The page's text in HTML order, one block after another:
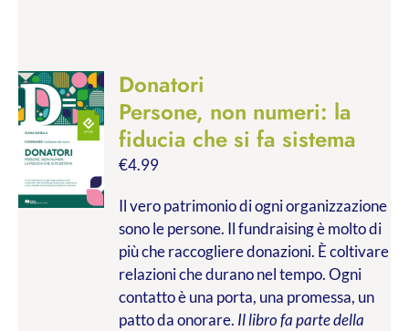
Donatori
Persone, non numeri: la
fiducia che si fa sistema
€4.99
Il vero patrimonio di ogni organizzazione
sono le persone. Il fundraising è molto di
più che raccogliere donazioni. È coltivare
relazioni che durano nel tempo. Ogni
contatto è una porta, una promessa, un
patto da onorare. Il libro fa parte della